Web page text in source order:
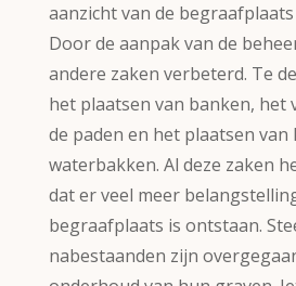
aanzicht van de
Door de aanpak van de
andere zaken verbeterd. Te
het plaatsen van banken, het
de paden en het plaatsen van
waterbakken. Al deze zaken
dat er veel meer
begraafplaats is ontstaan.
nabestaanden zijn